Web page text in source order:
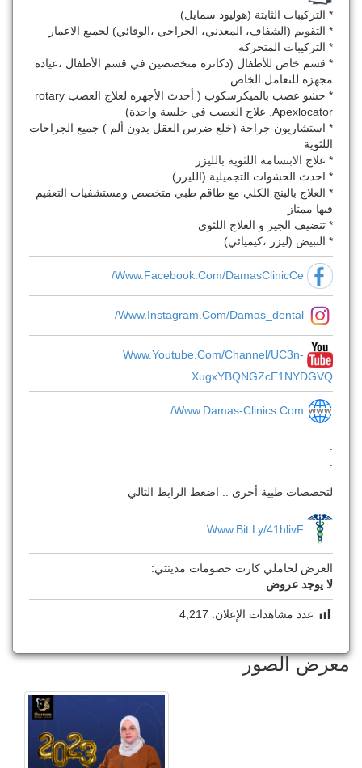
* التركيبات الثابتة (هوليود سمايل)
* التقويم (الشفاف، المعدني، الجراحي ،الوقائي) لجميع الاعمار
* التركيبات المتحركه
* قسم خاص للأطفال (دكاترة متخصصين في قسم الأطفال ،عيادة
مجهزة للتعامل الخاص
* حشو عصب بالميكرسكوب ( أحدث الأجهزه لعلاج العصب rotary
,Apexlocator علاج العصب في جلسة واحدة)
* استشاريون جراحة (خلع ضرس العقل بدون ألم ) جميع الجراحات
اللثوية
* علاج الابتسامة اللثوية بالليزر
* احدث الحشوات التجميلية (الليزر)
* العلاج بالبنج الكلي مع طاقم طبي متخصص ومستشفيات التعقيم
فيها ممتاز
* تنضيف الجير و العلاج اللثوي
* التبيض (ليزر ،كيميائي)
Www.facebook.com/DamasClinicCe/
Www.instagram.com/damas_dental/
Www.youtube.com/channel/UC3n-
XugxYBQNGZcE1NYDGVQ
Www.damas-Clinics.com/
.
.
لتخصصات طبية أخرى .. اضغط الرابط التالي
Www.bit.ly/41hlivF
العرض لحاملي كارت خصومات مدينتي:
لا يوجد عروض
عدد مشاهدات الإعلان: 4,217
معرض الصور